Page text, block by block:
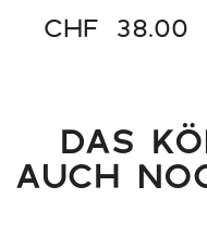
CHF 38.00
DAS
AUCH